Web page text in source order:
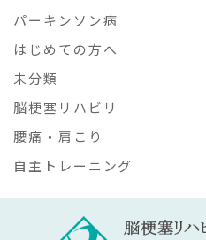
パーキンソン病
はじめての方へ
未分類
脳梗塞リハビリ
腰痛・肩こり
自主トレーニング